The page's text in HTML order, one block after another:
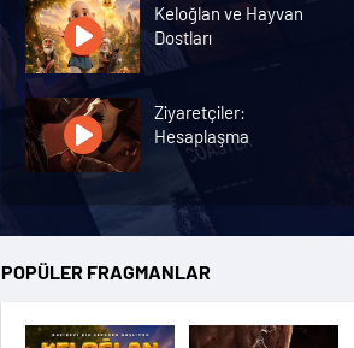
Keloğlan ve Hayvan
Dostları
Ziyaretçiler:
Hesaplaşma
Nasreddin Hoca:
Zaman Yolcusu 4
POPÜLER FRAGMANLAR